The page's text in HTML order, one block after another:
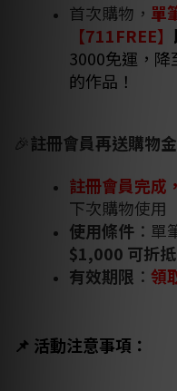
首次購物， 單
【711FREE】
3000免運，
的作品！
🎉註冊會員再送購物金
註冊會員完成
下次購物使用
使用條件 ：
$1,000 可折抵
有效期限 ： 領
📌 活動注意事項：